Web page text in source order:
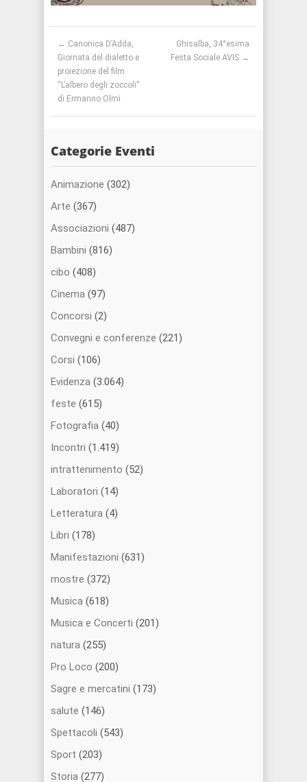
← Canonica D’Adda,
Giornata del dialetto e
proiezione del film
“L’albero degli zoccoli”
di Ermanno Olmi
Ghisalba, 34°esima
Festa Sociale AVIS →
Categorie Eventi
Animazione (302)
Arte (367)
Associazioni (487)
Bambini (816)
cibo (408)
Cinema (97)
Concorsi (2)
Convegni e conferenze (221)
Corsi (106)
Evidenza (3.064)
feste (615)
Fotografia (40)
Incontri (1.419)
intrattenimento (52)
Laboratori (14)
Letteratura (4)
Libri (178)
Manifestazioni (631)
mostre (372)
Musica (618)
Musica e Concerti (201)
natura (255)
Pro Loco (200)
Sagre e mercatini (173)
salute (146)
Spettacoli (543)
Sport (203)
Storia (277)